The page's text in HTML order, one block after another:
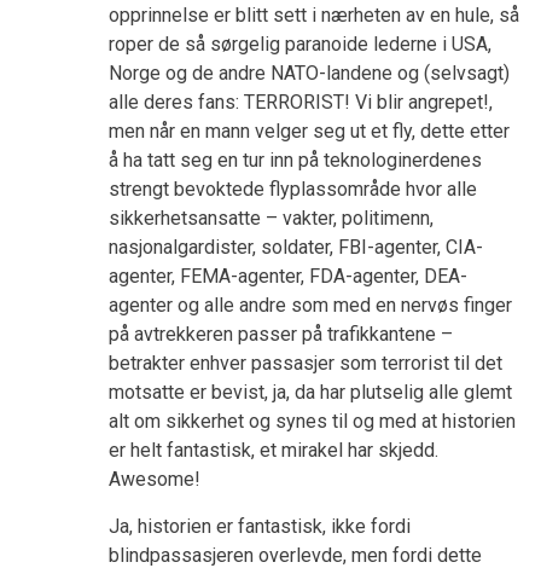
opprinnelse er blitt sett i nærheten av en hule, så
roper de så sørgelig paranoide lederne i USA,
Norge og de andre NATO-landene og (selvsagt)
alle deres fans: TERRORIST! Vi blir angrepet!,
men når en mann velger seg ut et fly, dette etter
å ha tatt seg en tur inn på teknologinerdenes
strengt bevoktede flyplassområde hvor alle
sikkerhetsansatte – vakter, politimenn,
nasjonalgardister, soldater, FBI-agenter, CIA-
agenter, FEMA-agenter, FDA-agenter, DEA-
agenter og alle andre som med en nervøs finger
på avtrekkeren passer på trafikkantene –
betrakter enhver passasjer som terrorist til det
motsatte er bevist, ja, da har plutselig alle glemt
alt om sikkerhet og synes til og med at historien
er helt fantastisk, et mirakel har skjedd.
Awesome!
Ja, historien er fantastisk, ikke fordi
blindpassasjeren overlevde, men fordi dette